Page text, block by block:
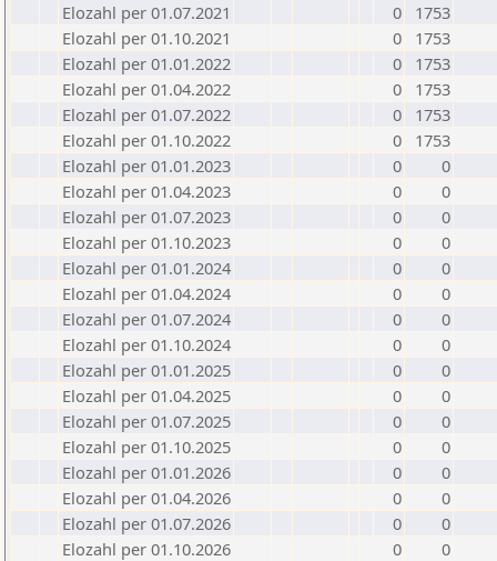
Elozahl per 01.07.2021
0
1753
Elozahl per 01.10.2021
0
1753
Elozahl per 01.01.2022
0
1753
Elozahl per 01.04.2022
0
1753
Elozahl per 01.07.2022
0
1753
Elozahl per 01.10.2022
0
1753
Elozahl per 01.01.2023
0
0
Elozahl per 01.04.2023
0
0
Elozahl per 01.07.2023
0
0
Elozahl per 01.10.2023
0
0
Elozahl per 01.01.2024
0
0
Elozahl per 01.04.2024
0
0
Elozahl per 01.07.2024
0
0
Elozahl per 01.10.2024
0
0
Elozahl per 01.01.2025
0
0
Elozahl per 01.04.2025
0
0
Elozahl per 01.07.2025
0
0
Elozahl per 01.10.2025
0
0
Elozahl per 01.01.2026
0
0
Elozahl per 01.04.2026
0
0
Elozahl per 01.07.2026
0
0
Elozahl per 01.10.2026
0 0